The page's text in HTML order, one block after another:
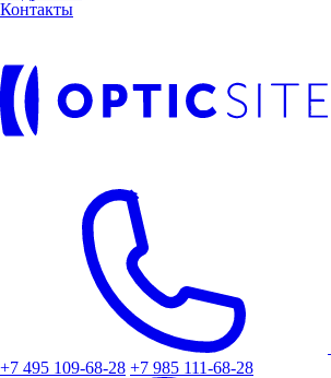
Контакты
+7 495 109-68-28 +7 985 111-68-28